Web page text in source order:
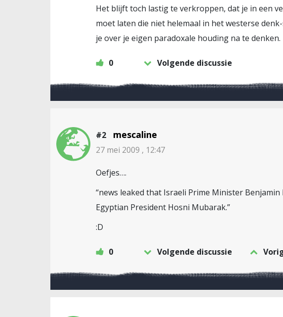
Het blijft toch lastig te verkroppen, dat je in een
moet laten die niet helemaal in het westerse
je over je eigen paradoxale houding na te denken.
0 Volgende discussie
#2 mescaline
27 mei 2009 , 12:47
Oefjes….
“news leaked that Israeli Prime Minister
Egyptian President Hosni Mubarak.”
:D
0 Volgende discussie